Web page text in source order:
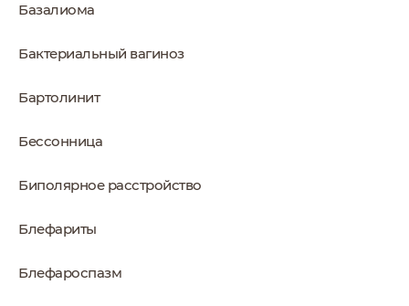
Базалиома
Бактериальный вагиноз
Бартолинит
Бессонница
Биполярное расстройство
Блефариты
Блефароспазм